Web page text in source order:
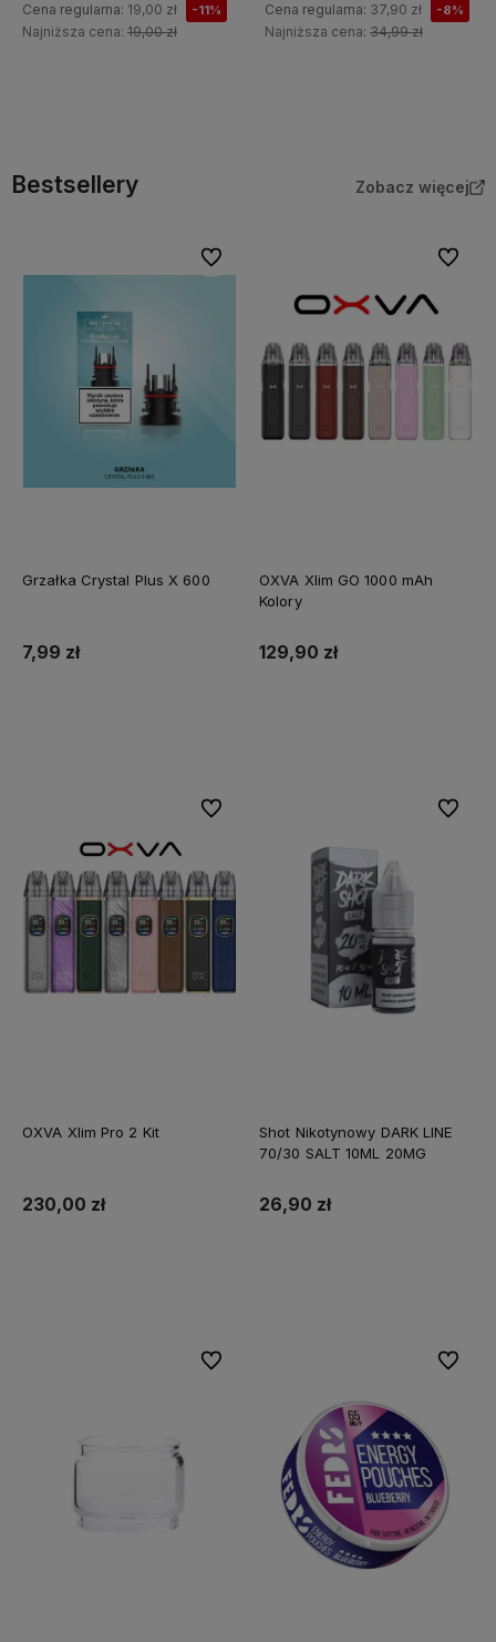
Cena regularna: 19,00 zł -11%
Najniższa cena: 19,00 zł
Cena regularna: 37,90 zł -8%
Najniższa cena: 34,99 zł
Bestsellery Zobacz więcej
Grzałka Crystal Plus X 600
7,99 zł
Do ulubionych
OXVA Xlim GO 1000 mAh
Kolory
129,90 zł
Do
OXVA Xlim Pro 2 Kit
230,00 zł
Do ulubionych
Shot Nikotynowy DARK LINE
70/30 SALT 10ML 20MG
26,90 zł
Do
Do ulubionych Do